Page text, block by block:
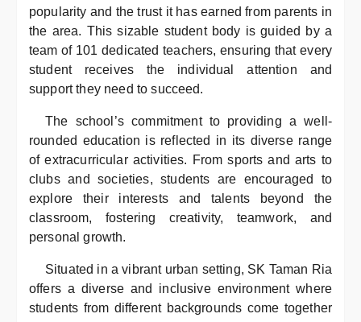
popularity and the trust it has earned from parents in
the area. This sizable student body is guided by a
team of 101 dedicated teachers, ensuring that every
student receives the individual attention and
support they need to succeed.
The school’s commitment to providing a well-
rounded education is reflected in its diverse range
of extracurricular activities. From sports and arts to
clubs and societies, students are encouraged to
explore their interests and talents beyond the
classroom, fostering creativity, teamwork, and
personal growth.
Situated in a vibrant urban setting, SK Taman Ria
offers a diverse and inclusive environment where
students from different backgrounds come together